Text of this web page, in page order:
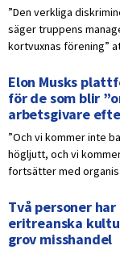
”Den verkliga
säger truppens
kortvuxnas förening”
Elon Musks
för de som blir
arbetsgivare
”Och vi kommer inte
högljutt, och vi
fortsätter med
Två personer
eritreanska
grov misshandel